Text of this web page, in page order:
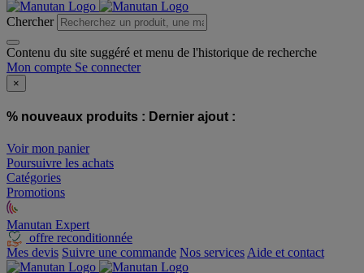
Chercher
Contenu du site suggéré et menu de l'historique de recherche
Mon compte Se connecter
×
% nouveaux produits : Dernier ajout :
Voir mon panier
Poursuivre les achats
Catégories
Promotions
Manutan Expert
offre reconditionnée
Mes devis Suivre une commande Nos services Aide et contact